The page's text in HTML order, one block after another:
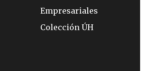
Empresariales
Colección ÚH